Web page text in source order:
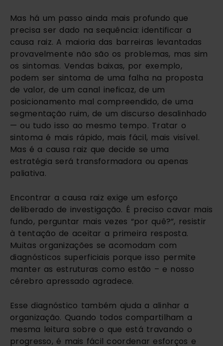
Mas há um passo ainda mais profundo que
precisa ser dado na sequência: identificar a
causa raiz. A maioria das barreiras levantadas
provavelmente não são os problemas, mas sim
os sintomas. Vendas baixas, por exemplo,
podem ser sintoma de uma falha na proposta
de valor, de um canal ineficaz, de um
posicionamento mal compreendido, de uma
segmentação ruim, de um discurso desalinhado
— ou tudo isso ao mesmo tempo. Tratar o
sintoma é mais rápido, mais fácil, mais visível.
Mas é a causa raiz que decide se uma
estratégia será transformadora ou apenas
paliativa.
Encontrar a causa raiz exige um esforço
deliberado de investigação. É preciso cavar mais
fundo, perguntar mais vezes “por quê?”, resistir
à tentação de aceitar a primeira resposta.
Muitas organizações se acomodam com
diagnósticos superficiais porque isso permite
manter as estruturas como estão – e nosso
cérebro apressado agradece.
Esse diagnóstico também ajuda a alinhar a
organização. Quando todos compartilham a
mesma leitura sobre o que está travando o
progresso, é mais fácil coordenar esforços e